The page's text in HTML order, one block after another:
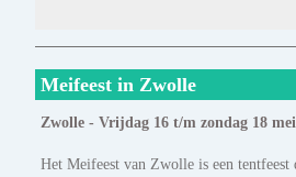
Meifeest in Zwolle
Zwolle - Vrijdag 16 t/m zondag 18
Het Meifeest van Zwolle is een